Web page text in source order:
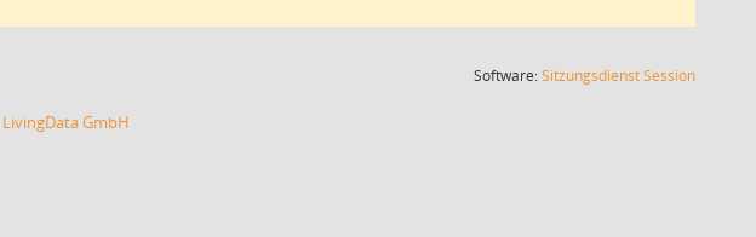
Software:SitzungsdienstSession(Wird in
LivingData GmbH